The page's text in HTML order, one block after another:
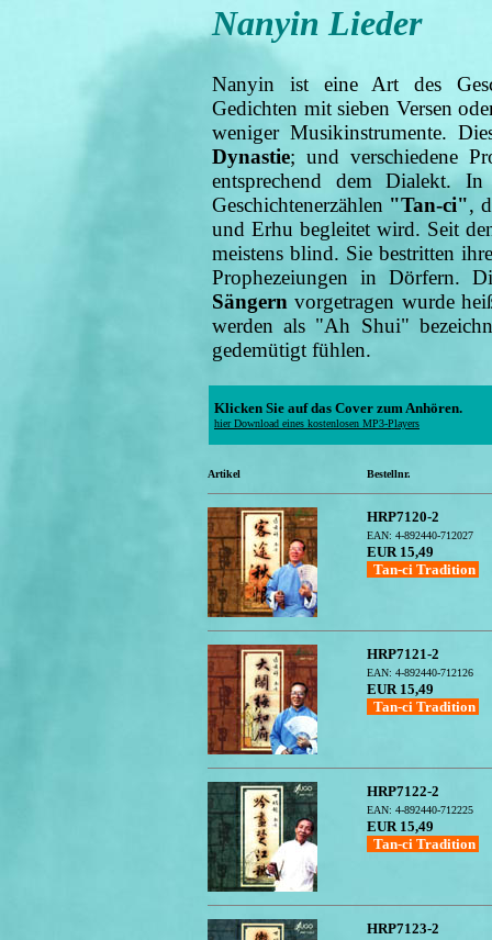
Nanyin Lieder
Nanyin ist eine Art des
Gedichten mit sieben Versen
weniger Musikinstrumente.
Dynastie; und verschiedene
entsprechend dem Dialekt.
Geschichtenerzählen "Tan-ci",
und Erhu begleitet wird. Seit
meistens blind. Sie bestritten
Prophezeiungen in Dörfern.
Sängern vorgetragen wurde
werden als "Ah Shui"
gedemütigt fühlen.
Klicken Sie auf das Cover zum Anhören.
hier Download eines kostenlosen MP3-Players
Artikel Bestellnr.
HRP7120-2
EAN: 4-892440-712027
EUR 15,49
Tan-ci Tradition
HRP7121-2
EAN: 4-892440-712126
EUR 15,49
Tan-ci Tradition
HRP7122-2
EAN: 4-892440-712225
EUR 15,49
Tan-ci Tradition
HRP7123-2